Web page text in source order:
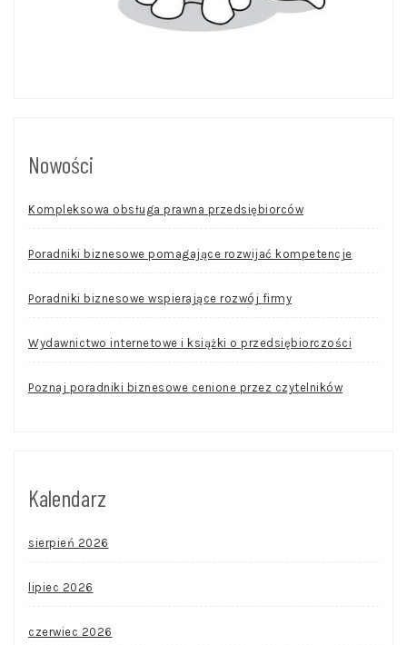
Nowości
Kompleksowa obsługa prawna przedsiębiorców
Poradniki biznesowe pomagające rozwijać kompetencje
Poradniki biznesowe wspierające rozwój firmy
Wydawnictwo internetowe i książki o przedsiębiorczości
Poznaj poradniki biznesowe cenione przez czytelników
Kalendarz
sierpień 2026
lipiec 2026
czerwiec 2026